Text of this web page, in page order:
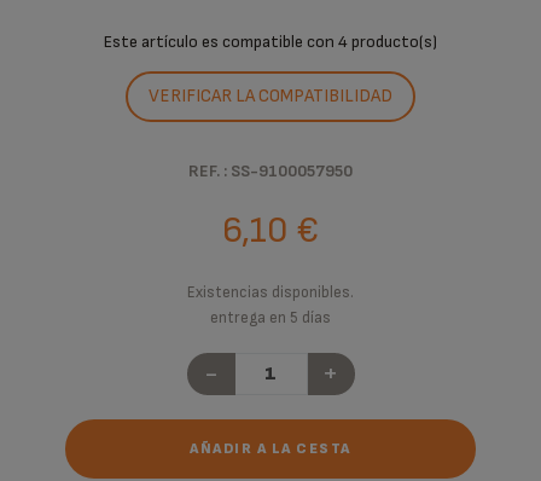
Este artículo es compatible con 4 producto(s)
VERIFICAR LA COMPATIBILIDAD
REF. : SS-9100057950
6,10 €
Existencias disponibles.
entrega en 5 días
- +
AÑADIR A LA CESTA